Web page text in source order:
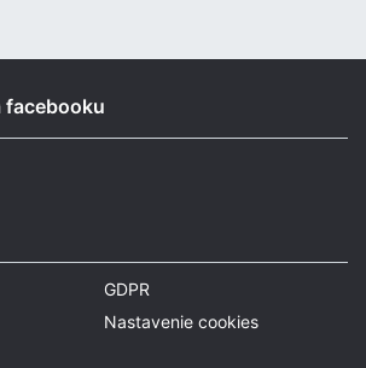
facebooku
GDPR
Nastavenie cookies